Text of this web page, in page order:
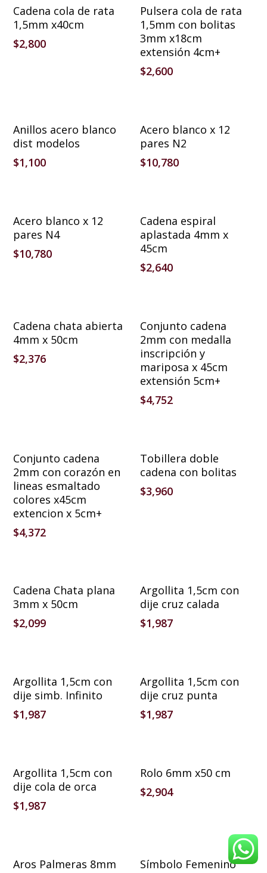
Añadir Al Carrito
Cadena cola de rata
1,5mm x40cm
$2,800
Añadir Al Carrito
Pulsera cola de rata
1,5mm con bolitas
3mm x18cm
extensión 4cm+
$2,600
Añadir Al Carrito
Anillos acero blanco
dist modelos
$1,100
Añadir Al Carrito
Acero blanco x 12
pares N2
$10,780
Añadir Al Carrito
Acero blanco x 12
pares N4
$10,780
Añadir Al Carrito
Cadena espiral
aplastada 4mm x
45cm
$2,640
Añadir Al Carrito
Cadena chata abierta
4mm x 50cm
$2,376
Añadir Al Carrito
Conjunto cadena
2mm con medalla
inscripción y
mariposa x 45cm
extensión 5cm+
$4,752
Añadir Al Carrito
Conjunto cadena
2mm con corazón en
lineas esmaltado
colores x45cm
extencion x 5cm+
$4,372
Añadir Al Carrito
Tobillera doble
cadena con bolitas
$3,960
Añadir Al Carrito
Cadena Chata plana
3mm x 50cm
$2,099
Argollita 1,5cm con
dije cruz calada
$1,987
Argollita 1,5cm con
dije simb. Infinito
$1,987
Argollita 1,5cm con
dije cruz punta
$1,987
Argollita 1,5cm con
dije cola de orca
$1,987
Rolo 6mm x50 cm
$2,904
Añadir Al Carrito
Aros Palmeras 8mm Añadir Al Carrito
Símbolo Femenino